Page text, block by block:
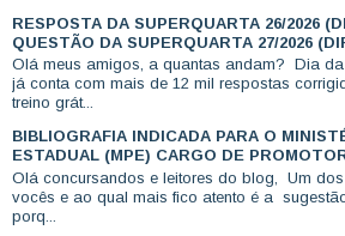
RESPOSTA DA SUPERQUARTA 26/2026
QUESTÃO DA SUPERQUARTA 27/2026
Olá meus amigos, a quantas andam? Dia
já conta com mais de 12 mil respostas
treino grát...
BIBLIOGRAFIA INDICADA PARA O
ESTADUAL (MPE) CARGO DE
Olá concursandos e leitores do blog, Um
vocês e ao qual mais fico atento é a
porq...